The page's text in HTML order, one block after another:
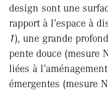
design sont une
rapport à l’espace à
1), une grande
pente douce (mesure
liées à
émergentes (mesure